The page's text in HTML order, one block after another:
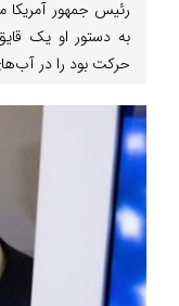
رئیس جمهور
به دستور او یک
حرکت بود را در